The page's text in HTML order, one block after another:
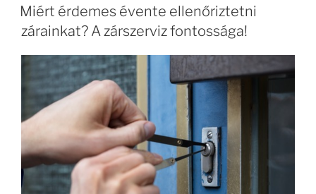
Miért érdemes évente ellenőriztetni
zárainkat? A zárszerviz fontossága!